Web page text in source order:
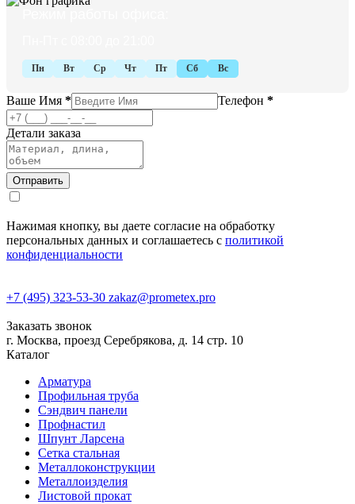
Ваше Имя * Телефон *
Детали заказа
Нажимая кнопку, вы даете согласие на обработку
персональных данных и соглашаетесь с политикой
конфиденциальности
Пн Вт Ср Чт Пт Сб Вс
+7 (495) 323-53-30 zakaz@prometex.pro
Заказать звонок
г. Москва, проезд Серебрякова, д. 14 стр. 10
Каталог
Арматура
Профильная труба
Сэндвич панели
Профнастил
Шпунт Ларсена
Сетка стальная
Металлоконструкции
Металлоизделия
Листовой прокат